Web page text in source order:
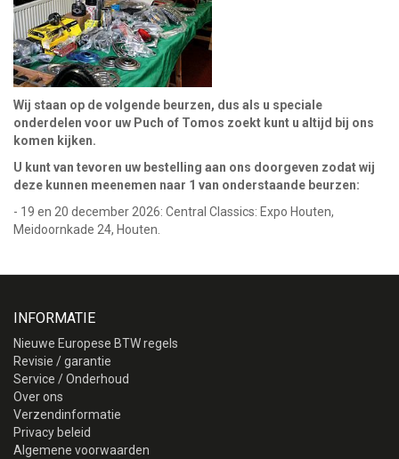
Wij staan op de volgende beurzen, dus als u speciale
onderdelen voor uw Puch of Tomos zoekt kunt u altijd bij ons
komen kijken.
U kunt van tevoren uw bestelling aan ons doorgeven zodat wij
deze kunnen meenemen naar 1 van onderstaande beurzen:
- 19 en 20 december 2026: Central Classics: Expo Houten,
Meidoornkade 24, Houten.
INFORMATIE
Nieuwe Europese BTW regels
Revisie / garantie
Service / Onderhoud
Over ons
Verzendinformatie
Privacy beleid
Algemene voorwaarden